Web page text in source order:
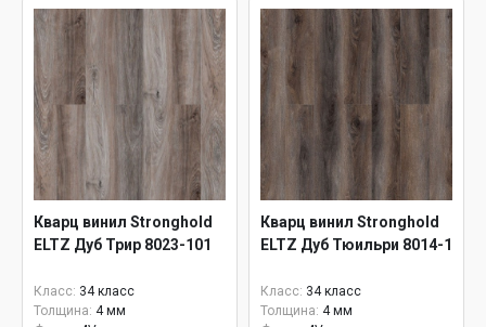
Кварц винил Stronghold
ELTZ Дуб Трир 8023-101
Класс: 34 класс
Толщина: 4 мм
Кварц винил Stronghold
ELTZ Дуб Тюильри 8014-1
Класс: 34 класс
Толщина: 4 мм